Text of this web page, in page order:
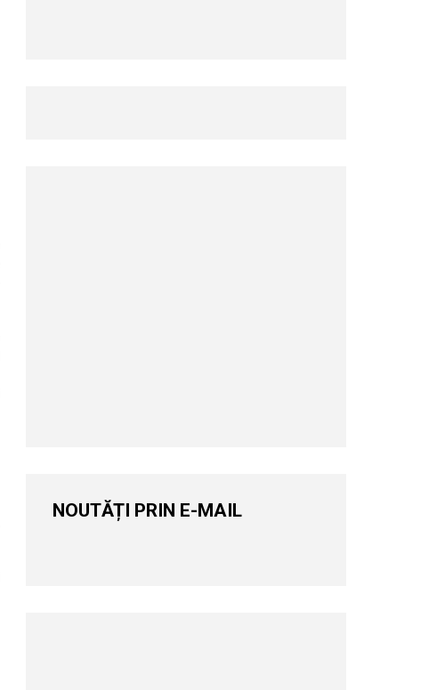
NOUTĂȚI PRIN E-MAIL